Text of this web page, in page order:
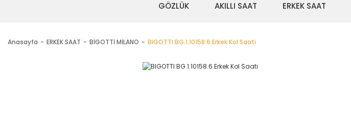
GÖZLÜK AKILLI SAAT ERKEK SAAT
Anasayfa ERKEK SAAT BİGOTTİ MİLANO BIGOTTI BG.1.10158.6 Erkek Kol Saati